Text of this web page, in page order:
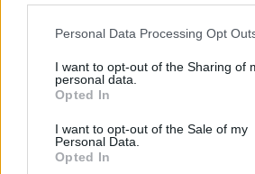
Please note that this website/app uses
not limited to your visit or usage
grant or deny consent to Google and
use your data for below specified
consent section.
Personal Data Processing Opt
I want to opt-out of the Sharing of
personal data.
Opted In
I want to opt-out of the Sale of my
Personal Data.
Opted In
protagonisti
Test tunnel Olbia: rampe
fine agosto
Aggius conquista la
amate dell’estate 2026